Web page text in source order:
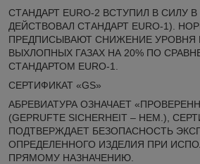
СТАНДАРТ EURO-2 ВСТУПИЛ В СИЛУ
ДЕЙСТВОВАЛ СТАНДАРТ EURO-1).
ПРЕДПИСЫВАЮТ СНИЖЕНИЕ УРОВНЯ
ВЫХЛОПНЫХ ГАЗАХ НА 20% ПО
СТАНДАРТОМ EURO-1.
СЕРТИФИКАТ «GS»
АБРЕВИАТУРА ОЗНАЧАЕТ
(GEPRUFTE SICHERHEIT – НЕМ.),
ПОДТВЕРЖДАЕТ БЕЗОПАСНОСТЬ
ОПРЕДЕЛЕННОГО ИЗДЕЛИЯ ПРИ
ПРЯМОМУ НАЗНАЧЕНИЮ.